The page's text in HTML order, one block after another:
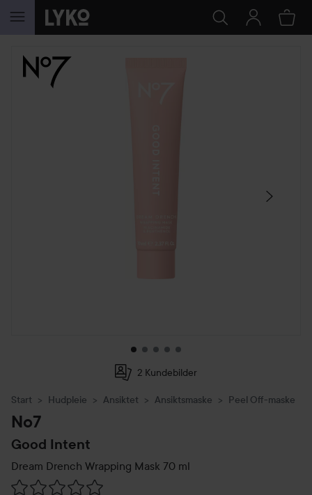
GÅ TIL INNHOLD
HOPP OVER SEKSJON
2 Kundebilder
Start Hudpleie Ansiktet Ansiktsmaske Peel Off-maske
No7
Good Intent
Dream Drench Wrapping Mask 70 ml
Gå til Vurderinger & anmeldelser